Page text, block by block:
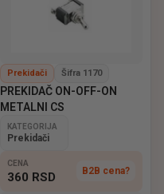
Prekidači Šifra 1170
PREKIDAČ ON-OFF-ON
METALNI CS
KATEGORIJA
Prekidači
CENA
360 RSD B2B cena?